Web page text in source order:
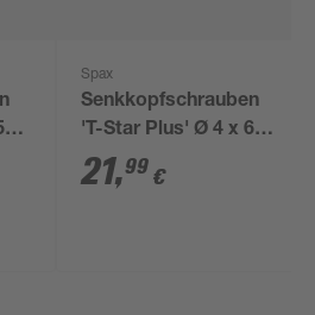
Spax
Senkkopfschrauben
'T-Star Plus' Ø 4 x 60
mm 300 Stück
21,99 €